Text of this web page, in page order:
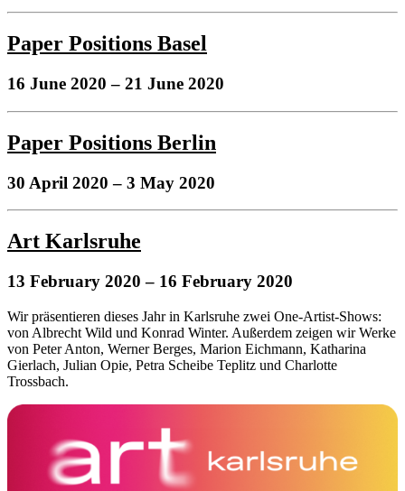
Paper Positions Basel
16 June 2020 – 21 June 2020
Paper Positions Berlin
30 April 2020 – 3 May 2020
Art Karlsruhe
13 February 2020 – 16 February 2020
Wir präsentieren dieses Jahr in Karlsruhe zwei One-Artist-Shows:
von Albrecht Wild und Konrad Winter. Außerdem zeigen wir Werke
von Peter Anton, Werner Berges, Marion Eichmann, Katharina
Gierlach, Julian Opie, Petra Scheibe Teplitz und Charlotte
Trossbach.